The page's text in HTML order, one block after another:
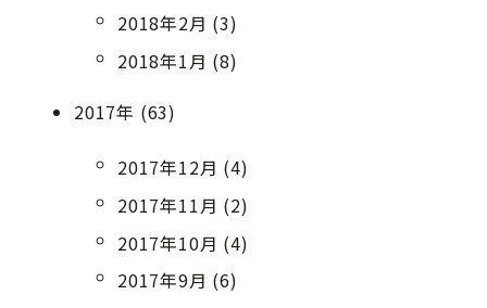
2018年2月 (3)
2018年1月 (8)
2017年 (63)
2017年12月 (4)
2017年11月 (2)
2017年10月 (4)
2017年9月 (6)